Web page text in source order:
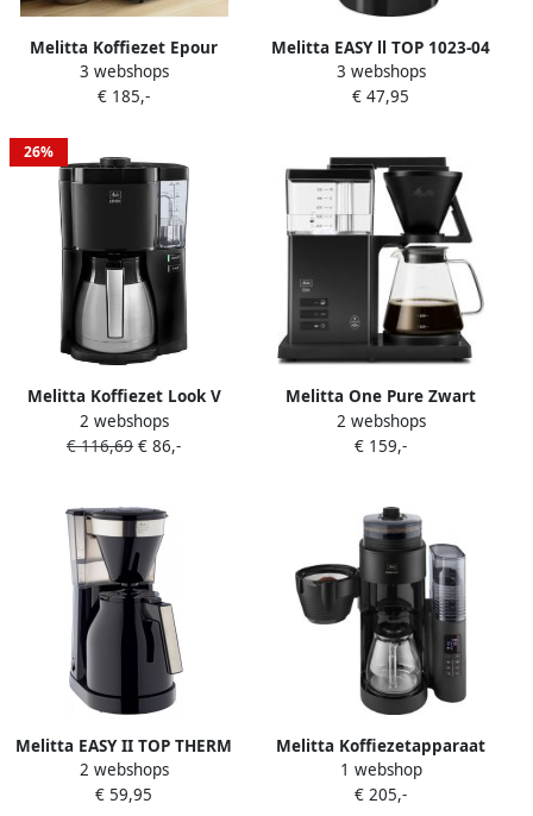
Melitta Koffiezet Epour
Zwart 1024-11 |
Filterkoffiezetapparaten |
4006508224265
3 webshops
€ 185,-
Melitta EASY ll TOP 1023-04
Koffiefilter apparaat Zwart
3 webshops
€ 47,95
26%
Melitta Koffiezet Look V
Therm Basic Zwart |
Filterkoffiezetapparaten |
2 webshops
€ 116,69 € 86,-
Melitta One Pure Zwart
1031-02 |
Filterkoffiezetapparaten |
2 webshops
€ 159,-
Melitta EASY II TOP THERM
1023-08 Koffiefilter
apparaat Zwart
2 webshops
€ 59,95
Melitta Koffiezetapparaat
met maalwerk AromaFresh
X 1030-06 1 25 l 11
1 webshop
€ 205,-